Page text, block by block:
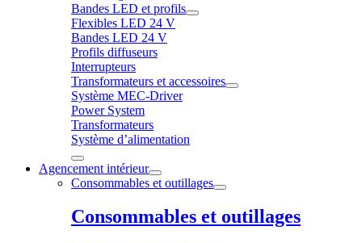
Bandes LED et profils
Flexibles LED 24 V
Bandes LED 24 V
Profils diffuseurs
Interrupteurs
Transformateurs et accessoires
Système MEC-Driver
Power System
Transformateurs
Système d’alimentation
Agencement intérieur
Consommables et outillages
Consommables et outillages